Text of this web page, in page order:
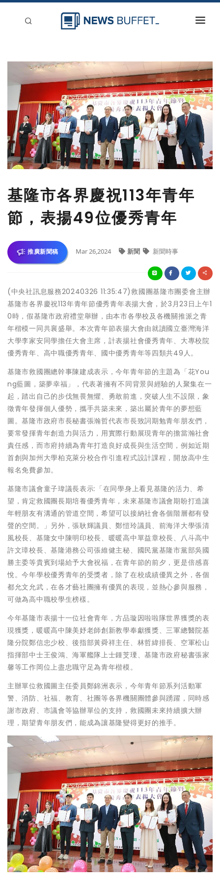
新聞稿分類
登入
刊登
基隆市各界慶祝113年青年
節，表揚49位優秀青年
推廣新聞稿 Mar 26,2024 新聞 新聞時事
(中央社訊息服務20240326 11:35:47)救國團基隆市團委會主辦
基隆市各界慶祝113年青年節優秀青年表揚大會，於3月23日上午1
0時，假基隆市政府禮堂舉辦，由本市各學校及各機關推派之青
年楷模一同共襄盛舉。本次青年節表揚大會由就讀國立臺灣海洋
大學李家安同學擔任大會主席，計表揚社會優秀青年、大專校院
優秀青年、高中職優秀青年、國中優秀青年等四類共49人。
基隆市救國團總幹事陳建成表示，今年青年節的主題為「花You
ng藍圖，築夢幸福」，代表著擁有不同背景與經驗的人聚集在一
起，踏出自己的步伐無畏無懼、勇敢前進，突破人生不設限，象
徵青年發揮個人優勢，攜手共築未來，築出屬於青年的夢想藍
圖。基隆市政府市長秘書張瀚哲代表市長致詞期勉青年朋友們，
要常發揮青年創造力與活力，用實際行動展現青年的擔當瀚社會
責任感，而市府持續為青年打造良好成長與生活空間，例如近期
首創與加州大學柏克萊分校合作引進程式設計課程，開放高中生
報名免費參加。
基隆市議會童子瑋議長表示:「在同學身上看見基隆的活力、希
望，肯定救國團長期培養優秀青年，未來基隆市議會期盼打造讓
年輕朋友有溝通的管道空間，希望可以接納社會各個階層都有發
聲的空間。」另外，張耿輝議員、鄭愷玲議員、前海洋大學張清
風校長、基隆女中陳明印校長、暖暖高中單益章校長、八斗高中
許文璋校長、基隆港務公司張維健主秘、國民黨基隆市黨部吳國
勝主委等貴賓到場給予大會祝福，在青年節的前夕，更是倍感喜
悅。今年學校優秀青年的受獎者，除了在校成績優異之外，各個
都允文允武，在各才藝社團擁有優異的表現，並熱心參與服務，
可做為高中職校學生榜樣。
今年基隆市表揚十一位社會青年，方品璇因啦啦隊世界獲獎的表
現獲獎，暖暖高中陳美妤老師創新教學奉獻獲獎、三軍總醫院基
隆分院鄭信忠少校、後指部黃舜祥主任、林哲緯排長、空軍松山
指揮部中士王俊鴻、海軍艦隊上士鍾芠瑮、基隆市政府秘書張家
馨等工作岡位上盡忠職守足為青年楷模。
主辦單位救國圖主任委員鄭錦洲表示，今年青年節系列活動軍
警、消防、社福、教育、社團等各界機關團體參與踴躍，同時感
謝市政府、市議會等協辦單位的支持，救國團未來持續擴大辦
理，期望青年朋友們，能成為讓基隆變得更好的推手。